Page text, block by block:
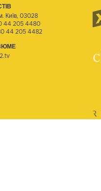
Київ, 03028
44 205 4480
44 205 4482